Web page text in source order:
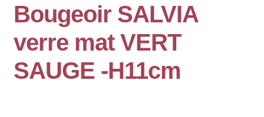
Bougeoir SALVIA
verre mat VERT
SAUGE -H11cm